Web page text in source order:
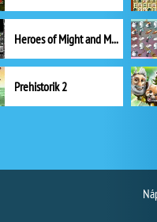
Heroes of Might and Magic II
Prehistorik 2